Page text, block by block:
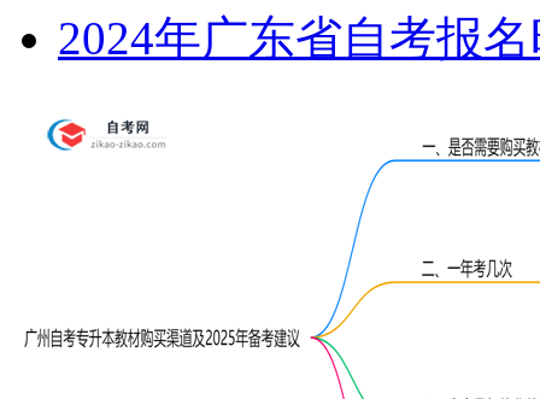
2024年广东省自考报